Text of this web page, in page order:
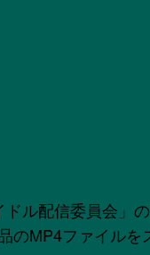
ル配信委員会」
MP4ファイルを